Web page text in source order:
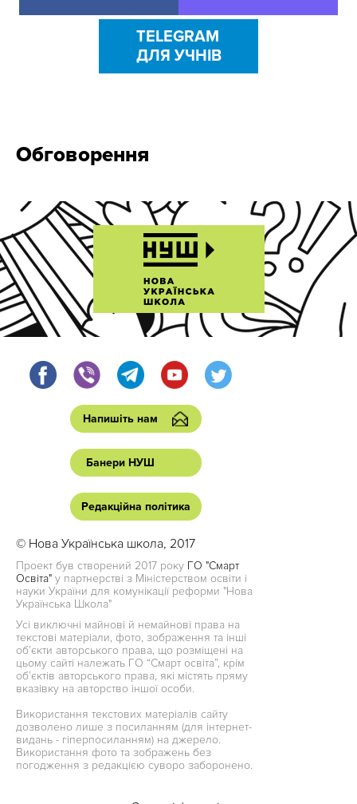
TELEGRAM
ДЛЯ УЧНІВ
Обговорення
Напишіть нам
Банери НУШ
Редакційна політика
© Нова Українська школа, 2017
Проект був створений 2017 року ГО "Смарт
Освіта" у партнерстві з Міністерством освіти і
науки України для комунікації реформи "Нова
Українська Школа"
Усі виключні майнові й немайнові права на
текстові матеріали, фото, зображення та інші
об’єкти авторського права, що розміщені на
цьому сайті належать ГО “Смарт освіта”, крім
об’єктів авторського права, які містять пряму
вказівку на авторство іншої особи.
Використання текстових матеріалів сайту
дозволено лише з посиланням (для інтернет-
видань - гіперпосиланням) на джерело.
Використання фото та зображень без
погодження з редакцією суворо заборонено.